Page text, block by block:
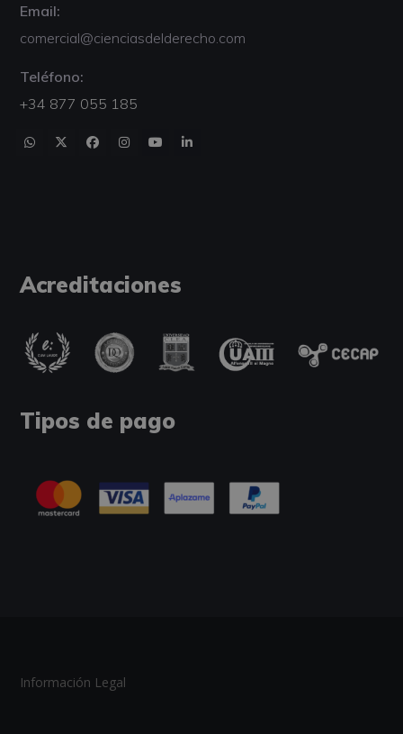
Email:
comercial@cienciasdelderecho.com
Teléfono:
+34 877 055 185
Acreditaciones
Tipos de pago
Información Legal